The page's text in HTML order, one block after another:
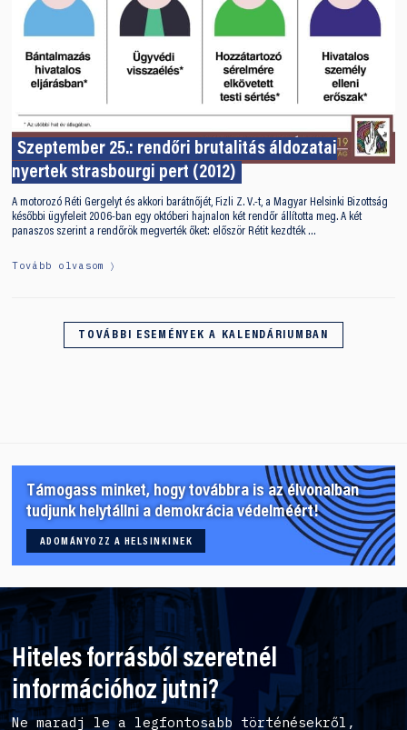
Szeptember 25.: rendőri brutalitás áldozatai
nyertek strasbourgi pert (2012)
A motorozó Réti Gergelyt és akkori barátnőjét, Fizli Z. V.-t, a Magyar Helsinki Bizottság
későbbi ügyfeleit 2006-ban egy októberi hajnalon két rendőr állította meg. A két
panaszos szerint a rendőrök megverték őket: először Rétit kezdték …
Tovább olvasom
TOVÁBBI ESEMÉNYEK A KALENDÁRIUMBAN
Támogass minket, hogy továbbra is az élvonalban
tudjunk helytállni a demokrácia védelméért!
ADOMÁNYOZZ A HELSINKINEK
Hiteles forrásból szeretnél
információhoz jutni?
Ne maradj le a legfontosabb történésekről,